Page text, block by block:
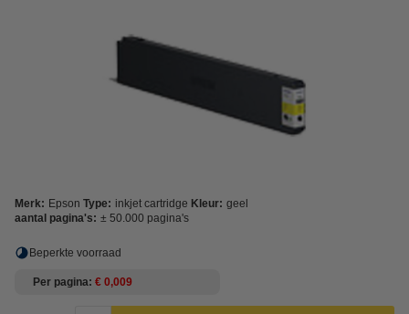
Merk: Epson Type: inkjet cartridge Kleur: geel
aantal pagina's: ± 50.000 pagina's
Beperkte voorraad
Per pagina € 0,009